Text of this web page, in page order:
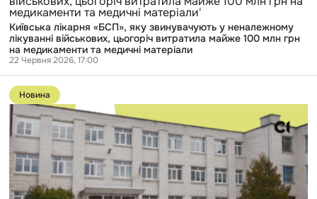
знайшли
88
млн
грн
ймовірної
переплати
«БСП»,
яку
звинувачують
неналежному
лікуванні
військових,
цьогоріч
витратила
майже
100
млн
грн
на
медикаменти
та
медичні
Київська лікарня «БСП», яку звинувачують у неналежному
лікуванні військових, цьогоріч витратила майже 100 млн грн
на медикаменти та медичні матеріали
22 Червня 2026, 17:00
Перейти
до
публікації
Реконструкцію
ліцею
Вишневому
віддали
компанії,
яка
підозрюється
Новина